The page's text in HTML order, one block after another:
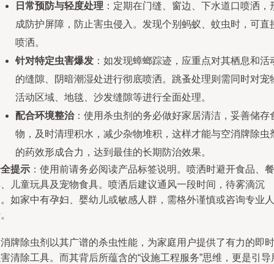
日常预防与轻度处理 ：定期在门缝、窗边、下水道口喷洒，
成防护屏障，防止害虫侵入。发现个别蚂蚁、蚊虫时，可直
喷洒。
针对特定虫害爆发 ：如发现蟑螂踪迹，应重点对其栖息和活
的缝隙、阴暗潮湿处进行彻底喷洒。跳蚤处理则需同时对宠
活动区域、地毯、沙发缝隙等进行全面处理。
配合环境整治：使用杀虫剂的务必做好家居清洁，妥善储存
物，及时清理积水，减少杂物堆积，这样才能与空消牌除虫
的药效形成合力，达到最佳的长期防治效果。
提示 ：使用前请务必阅读产品标签说明。喷洒时避开食品、餐
儿童玩具及宠物食具。喷洒后建议通风一段时间，待雾滴沉
如家中有孕妇、婴幼儿或敏感人群，需格外谨慎或咨询专业人
牌除虫剂以其广谱的杀虫性能，为家庭用户提供了有力的即时
清除工具。而其背后所蕴含的“设施工程服务”思维，更是引导